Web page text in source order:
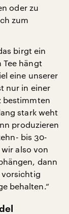
oder zu
zum
birgt ein
Tee hängt
eine unserer
nur in einer
bestimmten
stark weht
produzieren
bis 30-
also von
dann
vorsichtig
behalten.“